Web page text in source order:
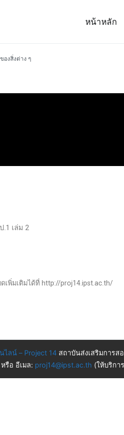
หน้าหลัก
องสิ่งต่าง ๆ
เล่ม 2
พิ่มเติมได้ที่ http://proj14.ipst.ac.th/
ไลน์ – Project 14 สถาบันส่งเสริมการส
รือ อีเมล: proj14@ipst.ac.th (ให้บริกา